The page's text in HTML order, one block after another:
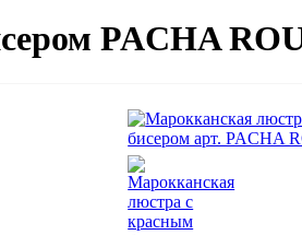
PACHA